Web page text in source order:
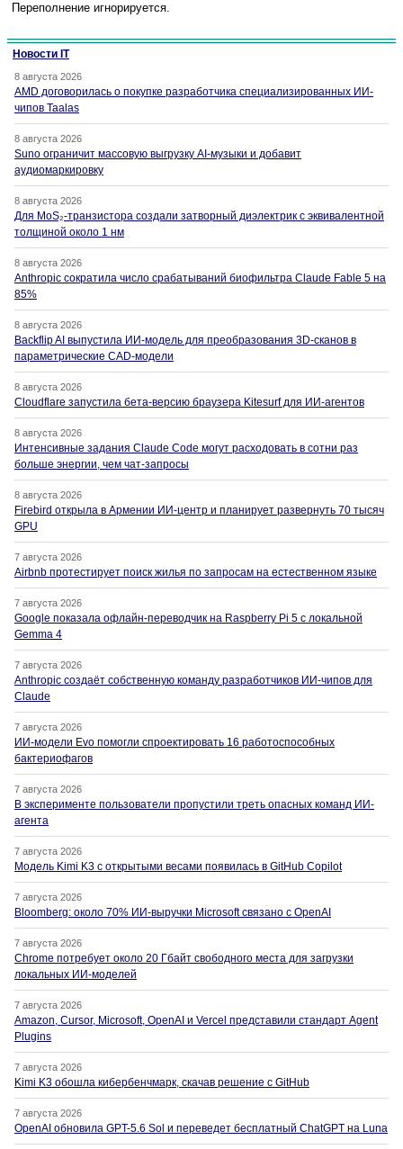
Переполнение игнорируется.
Новости IT
8 августа 2026
AMD договорилась о покупке разработчика специализированных ИИ-
чипов Taalas
8 августа 2026
Suno ограничит массовую выгрузку AI-музыки и добавит
аудиомаркировку
8 августа 2026
Для MoS₂-транзистора создали затворный диэлектрик с эквивалентной
толщиной около 1 нм
8 августа 2026
Anthropic сократила число срабатываний биофильтра Claude Fable 5 на
85%
8 августа 2026
Backflip AI выпустила ИИ-модель для преобразования 3D-сканов в
параметрические CAD-модели
8 августа 2026
Cloudflare запустила бета-версию браузера Kitesurf для ИИ-агентов
8 августа 2026
Интенсивные задания Claude Code могут расходовать в сотни раз
больше энергии, чем чат-запросы
8 августа 2026
Firebird открыла в Армении ИИ-центр и планирует развернуть 70 тысяч
GPU
7 августа 2026
Airbnb протестирует поиск жилья по запросам на естественном языке
7 августа 2026
Google показала офлайн-переводчик на Raspberry Pi 5 с локальной
Gemma 4
7 августа 2026
Anthropic создаёт собственную команду разработчиков ИИ-чипов для
Claude
7 августа 2026
ИИ-модели Evo помогли спроектировать 16 работоспособных
бактериофагов
7 августа 2026
В эксперименте пользователи пропустили треть опасных команд ИИ-
агента
7 августа 2026
Модель Kimi K3 с открытыми весами появилась в GitHub Copilot
7 августа 2026
Bloomberg: около 70% ИИ-выручки Microsoft связано с OpenAI
7 августа 2026
Chrome потребует около 20 Гбайт свободного места для загрузки
локальных ИИ-моделей
7 августа 2026
Amazon, Cursor, Microsoft, OpenAI и Vercel представили стандарт Agent
Plugins
7 августа 2026
Kimi K3 обошла кибербенчмарк, скачав решение с GitHub
7 августа 2026
OpenAI обновила GPT-5.6 Sol и переведет бесплатный ChatGPT на Luna